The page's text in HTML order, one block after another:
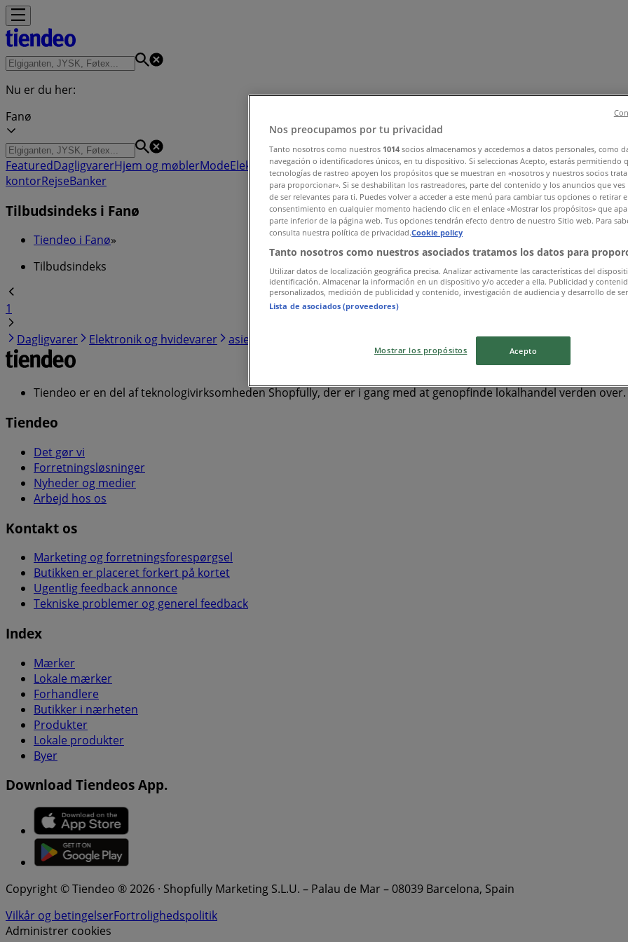
Nu er du her:
Fanø
FeaturedDagligvarerHjem og møblerModeElektronik og hvidevarerByggemarkederSportLegetøj og babyKosmetik og
kontorRejseBanker
Tilbudsindeks i Fanø
Tiendeo i Fanø»
Tilbudsindeks
1
Dagligvarer
Elektronik og hvidevarer asier Hjem og møbler Legetøj og baby
Tiendeo er en del af teknologivirksomheden Shopfully, der er i gang med at genopfinde lokalhandel verden over.
Tiendeo
Det gør vi
Forretningsløsninger
Nyheder og medier
Arbejd hos os
Kontakt os
Marketing og forretningsforespørgsel
Butikken er placeret forkert på kortet
Ugentlig feedback annonce
Tekniske problemer og generel feedback
Index
Mærker
Lokale mærker
Forhandlere
Butikker i nærheten
Produkter
Lokale produkter
Byer
Download Tiendeos App.
Copyright © Tiendeo ® 2026 · Shopfully Marketing S.L.U. – Palau de Mar – 08039 Barcelona, Spain
Vilkår og betingelserFortrolighedspolitik
Administrer cookies
Nos preocupamos por tu privacidad
Tanto nosotros como nuestros 1014 socios almacenamos y accedemos a datos personales, como
navegación o identificadores únicos, en tu dispositivo. Si seleccionas Acepto, estarás permitiendo
tecnologías de rastreo apoyen los propósitos que se muestran en «nosotros y nuestros socios
para proporcionar». Si se deshabilitan los rastreadores, parte del contenido y los anuncios que
de ser relevantes para ti. Puedes volver a acceder a este menú para cambiar tus opciones o retirar el
consentimiento en cualquier momento haciendo clic en el enlace «Mostrar los propósitos» que
parte inferior de la página web. Tus opciones tendrán efecto dentro de nuestro Sitio web. Para
consulta nuestra política de privacidad.Cookie policy
Tanto nosotros como nuestros asociados tratamos los datos para
Utilizar datos de localización geográfica precisa. Analizar activamente las características del
identificación. Almacenar la información en un dispositivo y/o acceder a ella. Publicidad y
personalizados, medición de publicidad y contenido, investigación de audiencia y desarrollo de
Lista de asociados (proveedores)
Mostrar los propósitos Acepto